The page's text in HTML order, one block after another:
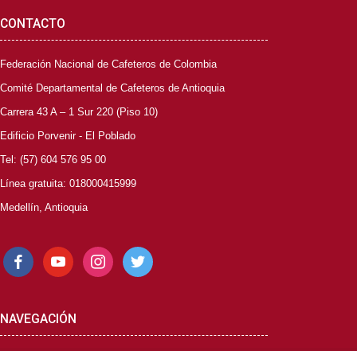
CONTACTO
Federación Nacional de Cafeteros de Colombia
Comité Departamental de Cafeteros de Antioquia
Carrera 43 A – 1 Sur 220 (Piso 10)
Edificio Porvenir - El Poblado
Tel: (57) 604 576 95 00
Línea gratuita: 018000415999
Medellín, Antioquia
facebookyoutube instagramtwitter
NAVEGACIÓN